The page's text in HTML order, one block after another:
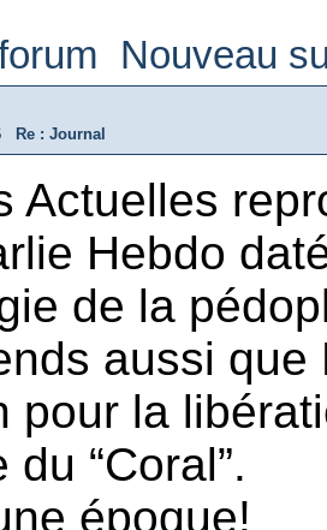
Nouveau
Re : Journal
Actuelles
Hebdo
de la
aussi
pour la
du “Coral”.
époque!